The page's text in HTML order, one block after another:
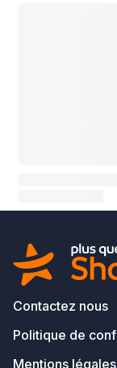
Contactez nous
Politique de
Mentions légales